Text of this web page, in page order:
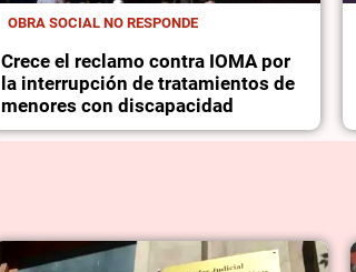
OBRA SOCIAL NO RESPONDE
Crece el reclamo contra IOMA por
la interrupción de tratamientos de
menores con discapacidad